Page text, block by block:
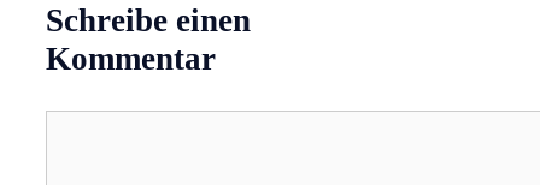
Schreibe einen
Kommentar